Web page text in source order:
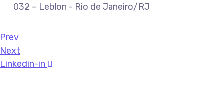
032 – Leblon - Rio de Janeiro/RJ
Prev
Next
Linkedin-in